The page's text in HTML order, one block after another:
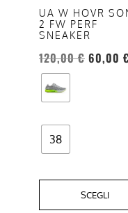
UA W HOVR
2 FW PERF
SNEAKER
120,00€ 60,00
38
SCEGLI
opzioni
possono
scelte
nella
pagina
prodotto